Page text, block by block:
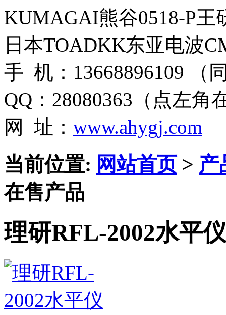
KUMAGAI熊谷0518-P王
日本TOADKK东亚电波
手 机：13668896109 （
QQ：28080363（点左角
网 址： www.ahygj.com
当前位置: 网站首页> 产
在售产品
理研RFL-2002水平